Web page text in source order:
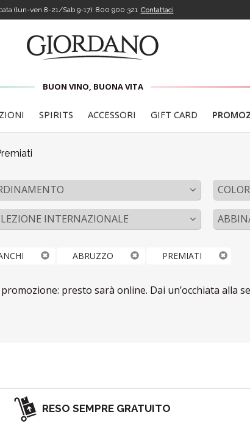
(lun-ven 8-21/Sab 9-17): 800 900 321 Contattaci
BUON VINO, BUONA VITA
SPIRITS ACCESSORI GIFT CARD
INTERNAZIONALE
ABRUZZO PREMIATI
presto sarà online. Dai un’occhiata alla
RESO SEMPRE GRATUITO